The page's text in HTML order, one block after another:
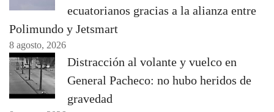
ecuatorianos gracias a la alianza entre
Polimundo y Jetsmart
8 agosto, 2026
Distracción al volante y vuelco en
General Pacheco: no hubo heridos de
gravedad